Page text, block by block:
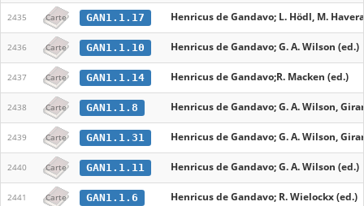
2435 Carte GAN1.1.17 Henricus de Gandavo; L. Hödl, M.
2436 Carte GAN1.1.10 Henricus de Gandavo; G. A. Wilson (ed.)
2437 Carte GAN1.1.14 Henricus de Gandavo;R. Macken (ed.)
2438 Carte GAN1.1.8 Henricus de Gandavo; G. A. Wilson,
2439 Carte GAN1.1.31 Henricus de Gandavo; G. A. Wilson,
2440 Carte GAN1.1.11 Henricus de Gandavo; G. A. Wilson (ed.)
2441 Carte GAN1.1.6 Henricus de Gandavo; R. Wielockx (ed.)